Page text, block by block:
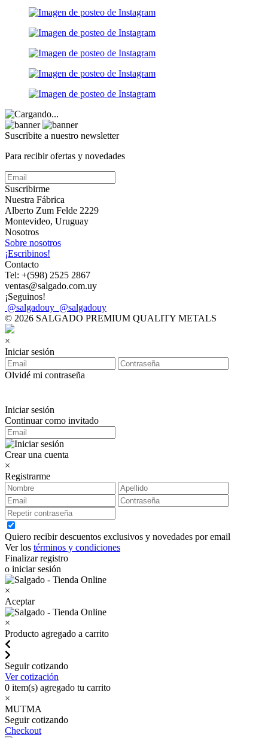
Suscribite a nuestro newsletter
Para recibir ofertas y novedades
Suscribirme
Nuestra Fábrica
Alberto Zum Felde 2229
Montevideo, Uruguay
Nosotros
Sobre nosotros
¡Escribinos!
Contacto
Tel: +(598) 2525 2867
ventas@salgado.com.uy
¡Seguinos!
@salgadouy @salgadouy
© 2026 SALGADO PREMIUM QUALITY METALS
×
Iniciar sesión
Olvidé mi contraseña
Iniciar sesión
Continuar como invitado
Crear una cuenta
×
Registrarme
Quiero recibir descuentos exclusivos y novedades por email
Ver los términos y condiciones
Finalizar registro
o iniciar sesión
×
Aceptar
×
Producto agregado a carrito
Seguir cotizando
Ver cotización
0 item(s) agregado tu carrito
×
MUTMA
Seguir cotizando
Checkout